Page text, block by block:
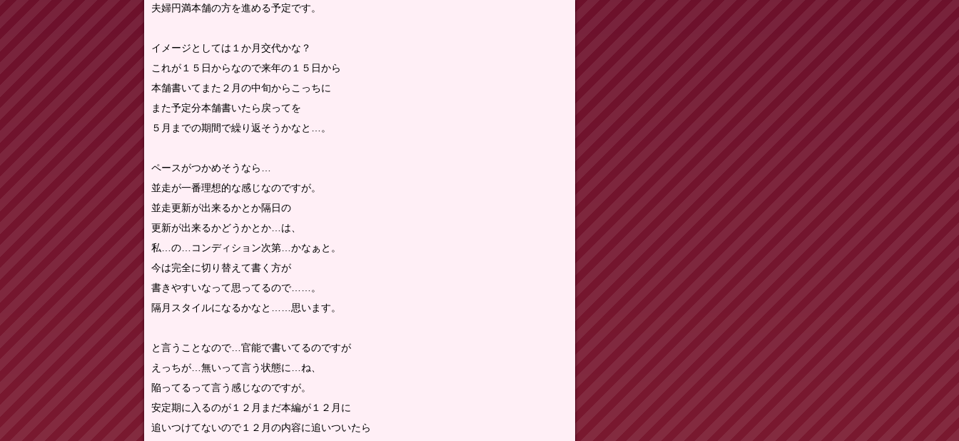
夫婦円満本舗の方を進める予定です。
イメージとしては１か月交代かな？
これが１５日からなので来年の１５日から
本舗書いてまた２月の中旬からこっちに
また予定分本舗書いたら戻ってを
５月までの期間で繰り返そうかなと…。
ペースがつかめそうなら…
並走が一番理想的な感じなのですが。
並走更新が出来るかとか隔日の
更新が出来るかどうかとか…は、
私…の…コンディション次第…かなぁと。
今は完全に切り替えて書く方が
書きやすいなって思ってるので……。
隔月スタイルになるかなと……思います。
と言うことなので…官能で書いてるのですが
えっちが…無いって言う状態に…ね、
陥ってるって言う感じなのですが。
安定期に入るのが１２月まだ本編が１２月に
追いつけてないので１２月の内容に追いついたら